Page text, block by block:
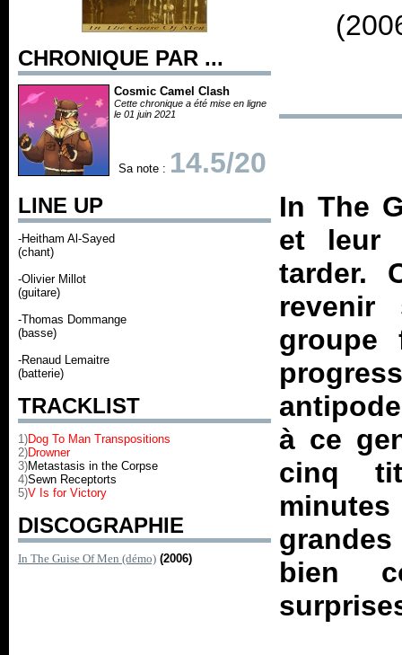
CHRONIQUE PAR ...
Cosmic Camel Clash
Cette chronique a été mise en ligne
le 01 juin 2021
Sa note : 14.5/20
LINE UP
-Heitham Al-Sayed
(chant)
-Olivier Millot
(guitare)
-Thomas Dommange
(basse)
-Renaud Lemaitre
(batterie)
TRACKLIST
1)Dog To Man Transpositions
2)Drowner
3)Metastasis in the Corpse
4)Sewn Receptorts
5)V Is for Victory
DISCOGRAPHIE
In The Guise Of Men (démo) (2006)
In The
et leur
tarder.
groupe
à ce
cinq
bien